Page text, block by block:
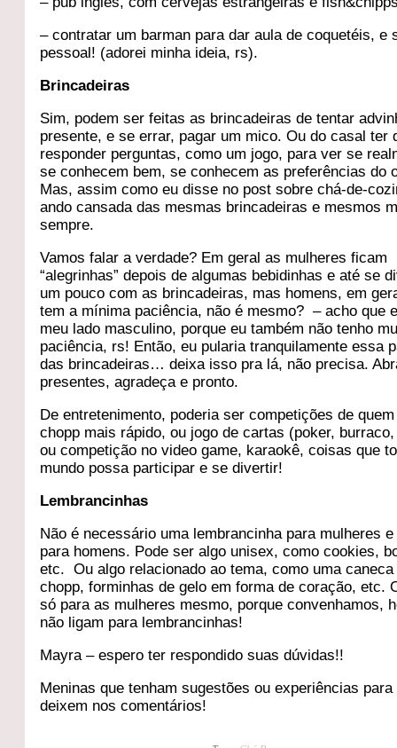
– contratar um barman para dar aula de coquetéis, e
pessoal! (adorei minha ideia, rs).
Brincadeiras
Sim, podem ser feitas as brincadeiras de tentar
presente, e se errar, pagar um mico. Ou do casal ter
responder perguntas, como um jogo, para ver se
se conhecem bem, se conhecem as preferências do
Mas, assim como eu disse no post sobre chá-de-
ando cansada das mesmas brincadeiras e mesmos
sempre.
Vamos falar a verdade? Em geral as mulheres ficam
“alegrinhas” depois de algumas bebidinhas e até se
um pouco com as brincadeiras, mas homens, em
tem a mínima paciência, não é mesmo? – acho que
meu lado masculino, porque eu também não tenho
paciência, rs! Então, eu pularia tranquilamente essa
das brincadeiras… deixa isso pra lá, não precisa.
presentes, agradeça e pronto.
De entretenimento, poderia ser competições de
chopp mais rápido, ou jogo de cartas (poker,
ou competição no video game, karaokê, coisas que
mundo possa participar e se divertir!
Lembrancinhas
Não é necessário uma lembrancinha para mulheres
para homens. Pode ser algo unisex, como cookies,
etc. Ou algo relacionado ao tema, como uma caneca
chopp, forminhas de gelo em forma de coração, etc.
só para as mulheres mesmo, porque convenhamos,
não ligam para lembrancinhas!
Mayra – espero ter respondido suas dúvidas!!
Meninas que tenham sugestões ou experiências para
deixem nos comentários!